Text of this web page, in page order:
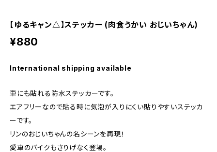
【ゆるキャン△】ステッカー (肉食うかい おじいちゃん)
¥880
International shipping available
車にも貼れる防水ステッカーです。
エアフリーなので貼る時に気泡が入りにくい貼りやすいステッカ
ーです。
リンのおじいちゃんの名シーンを再現！
愛車のバイクもさりげなく登場。